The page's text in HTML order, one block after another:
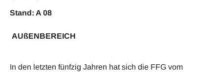
Stand: A 08
AUßENBEREICH
In den letzten fünfzig Jahren hat sich die FFG vom